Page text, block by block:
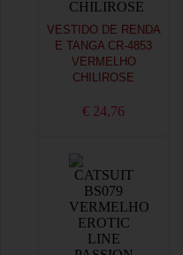
VESTIDO DE RENDA
E TANGA CR-4853
VERMELHO
CHILIROSE
€ 24,76